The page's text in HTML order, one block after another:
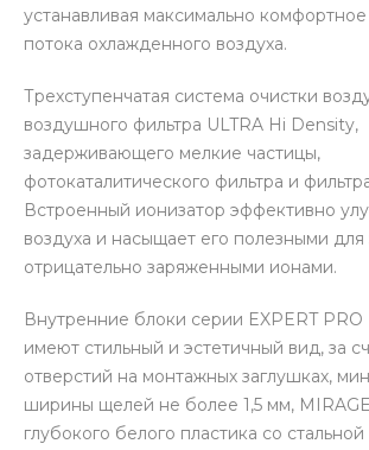
устанавливая максимально
потока охлажденного воздуха.
Трехступенчатая система очистки
воздушного фильтра ULTRA Hi Density,
задерживающего мелкие частицы,
фотокаталитического фильтра и
Встроенный ионизатор эффективно
воздуха и насыщает его полезными для
отрицательно заряженными ионами.
Внутренние блоки серии EXPERT
имеют стильный и эстетичный вид, за
отверстий на монтажных заглушках,
ширины щелей не более 1,5 мм,
глубокого белого пластика со